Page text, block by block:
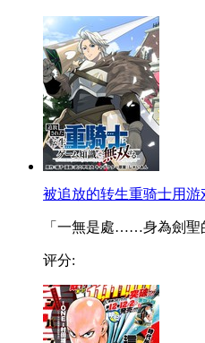
被追放的转生重骑士用游
「一無是處……身為劍聖
评分: